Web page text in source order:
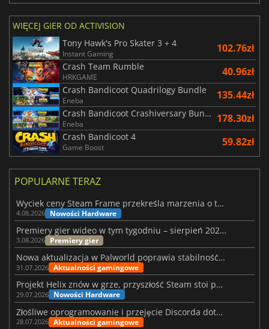
WIĘCEJ GIER OD ACTIVISION
Tony Hawk's Pro Skater 3 + 4
Instant Gaming 102.76zł
Crash Team Rumble
HRKGAME 40.96zł
Crash Bandicoot Quadrilogy Bundle
Eneba 135.44zł
Crash Bandicoot Crashiversary Bundle
Eneba 178.30zł
Crash Bandicoot 4
Game Boost 59.82zł
POPULARNE TERAZ
Wyciek ceny Steam Frame przekreśla marzenia o tanim zestawie VR
4.08.2026 Nowości Hardware
Premiery gier wideo w tym tygodniu – sierpień 2026 r. (32. tydzień)
3.08.2026 Premiery gier
Nowa aktualizacja w Palworld poprawia stabilność Sunreach i walk z bossami
31.07.2026 Aktualności gamingowe
Projekt Helix znów w grze, przyszłość Steam stoi pod znakiem zapytania
29.07.2026 Nowości Hardware
Złośliwe oprogramowanie i przejęcie Discorda dotknęły Meccha Chameleon
28.07.2026 Aktualności gamingowe